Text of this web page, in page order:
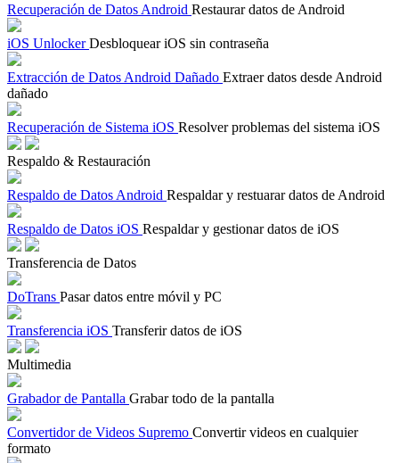
Recuperación de Datos Android Restaurar datos de Android
iOS Unlocker Desbloquear iOS sin contraseña
Extracción de Datos Android Dañado Extraer datos desde Android
dañado
Recuperación de Sistema iOS Resolver problemas del sistema iOS
Respaldo & Restauración
Respaldo de Datos Android Respaldar y restuarar datos de Android
Respaldo de Datos iOS Respaldar y gestionar datos de iOS
Transferencia de Datos
DoTrans Pasar datos entre móvil y PC
Transferencia iOS Transferir datos de iOS
Multimedia
Grabador de Pantalla Grabar todo de la pantalla
Convertidor de Videos Supremo Convertir videos en cualquier
formato